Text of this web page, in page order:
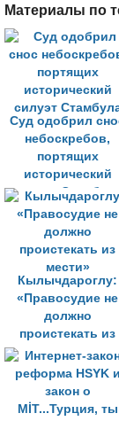
Материалы по
Суд одобрил
небоскребов,
портящих
исторический
силуэт
Кылычдароглу:
«Правосудие не
должно
проистекать из
мести»